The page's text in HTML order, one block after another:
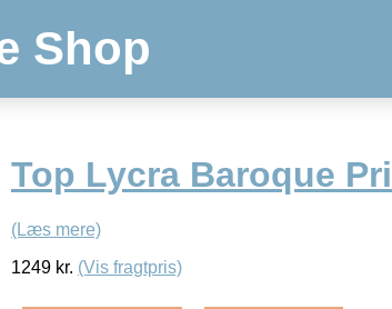
Shop
Top Lycra Baroque
(Læs mere)
1249 kr. (Vis fragtpris)